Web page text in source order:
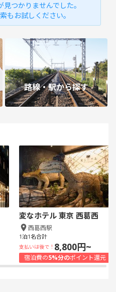
つかりませんでした。
もお試しください。
路線・駅から探す
変なホテル 東京 西葛西
西葛西駅
1泊1名合計
支払いは後で！ 8,800円~
宿泊費の5%分のポイント還元